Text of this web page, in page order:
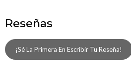
Reseñas
¡Sé La Primera En Escribir Tu Reseña!